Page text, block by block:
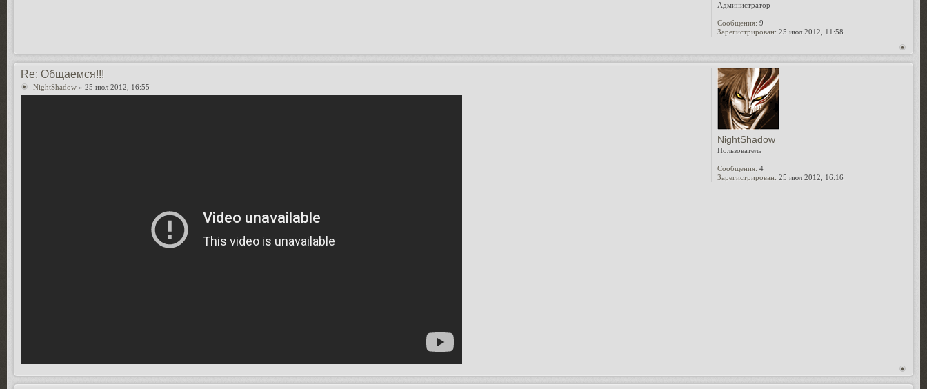
Администратор
Сообщения: 9
Зарегистрирован: 25 июл 2012, 11:58
Re: Общаемся!!!
NightShadow » 25 июл 2012, 16:55
NightShadow
Пользователь
Сообщения: 4
Зарегистрирован: 25 июл 2012, 16:16